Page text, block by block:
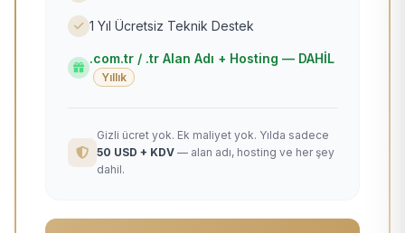
1 Yıl Ücretsiz Teknik Destek
.com.tr / .tr Alan Adı + Hosting — DAHİL
Yıllık
Gizli ücret yok. Ek maliyet yok. Yılda sadece
50 USD + KDV — alan adı, hosting ve her şey
dahil.